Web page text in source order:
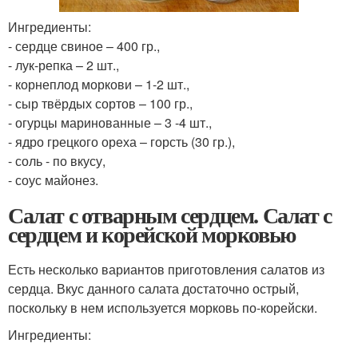
Ингредиенты:
- сердце свиное – 400 гр.,
- лук-репка – 2 шт.,
- корнеплод моркови – 1-2 шт.,
- сыр твёрдых сортов – 100 гр.,
- огурцы маринованные – 3 -4 шт.,
- ядро грецкого ореха – горсть (30 гр.),
- соль - по вкусу,
- соус майонез.
Салат с отварным сердцем. Салат с
сердцем и корейской морковью
Есть несколько вариантов приготовления салатов из
сердца. Вкус данного салата достаточно острый,
поскольку в нем используется морковь по-корейски.
Ингредиенты: